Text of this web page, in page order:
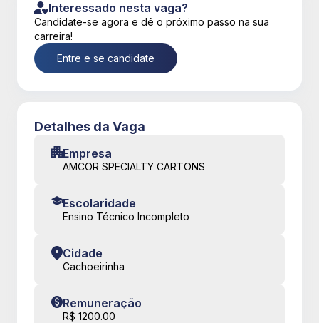
Interessado nesta vaga?
Candidate-se agora e dê o próximo passo na sua
carreira!
Entre e se candidate
Detalhes da Vaga
Empresa
AMCOR SPECIALTY CARTONS
Escolaridade
Ensino Técnico Incompleto
Cidade
Cachoeirinha
Remuneração
R$ 1200.00